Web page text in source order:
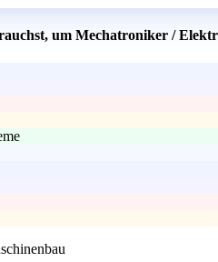
um Mechatroniker /